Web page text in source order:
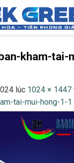
kham-tai-
lúc 1024 × 1447
tai-mui-hong-1-1